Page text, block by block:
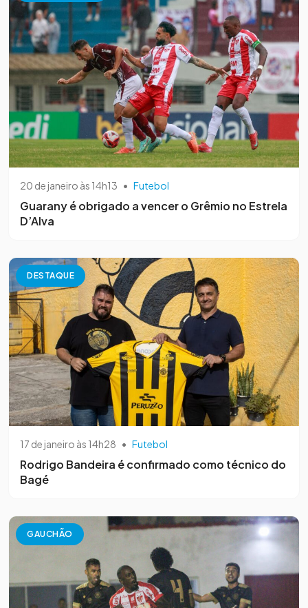
20 de janeiro às 14h13 • Futebol
Guarany é obrigado a vencer o Grêmio no Estrela
D’Alva
DESTAQUE
17 de janeiro às 14h28 • Futebol
Rodrigo Bandeira é confirmado como técnico do
Bagé
GAUCHÃO